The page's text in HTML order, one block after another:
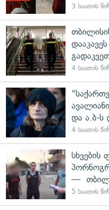
3 საათის წინ
4 საათის წინ
და ა.ბ-ს
4 საათის წინ
სხვების
—
5 საათის წინ